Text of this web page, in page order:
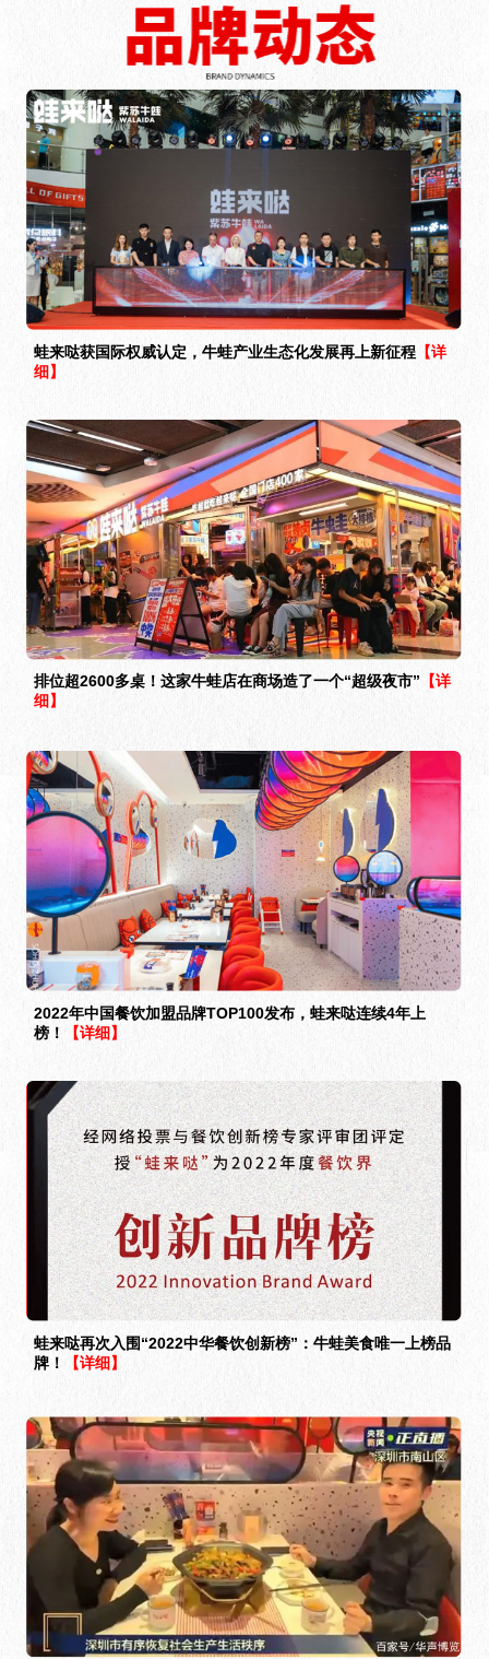
蛙来哒获国际权威认定，牛蛙产业生态化发展再上新征程 【详
细】
排位超2600多桌！这家牛蛙店在商场造了一个“超级夜市” 【详
细】
2022年中国餐饮加盟品牌TOP100发布，蛙来哒连续4年上
榜！
【详细】
蛙来哒再次入围“2022中华餐饮创新榜”：牛蛙美食唯一上榜品
牌！
【详细】